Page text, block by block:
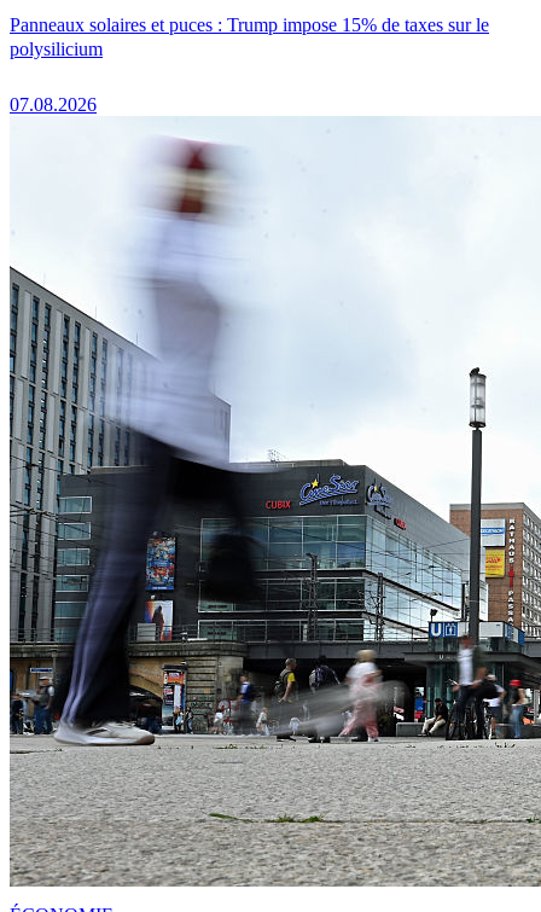
Panneaux solaires et puces : Trump impose 15% de taxes sur le
polysilicium
07.08.2026